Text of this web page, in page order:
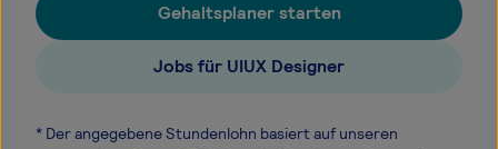
Gehaltsplaner starten
Jobs für UIUX Designer
* Der angegebene Stundenlohn basiert auf unseren